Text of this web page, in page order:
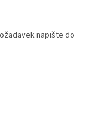
napište do